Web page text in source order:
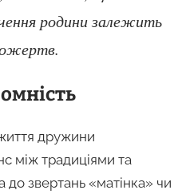
родини залежить
дружини
між традиціями та
до звертань «матінка» чи